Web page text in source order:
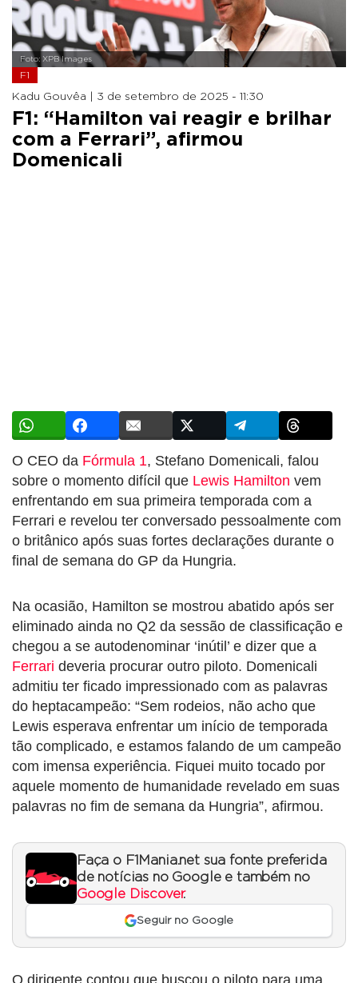
Foto: XPB Images
F1
Kadu Gouvêa | 3 de setembro de 2025 - 11:30
F1: “Hamilton vai reagir e brilhar
com a Ferrari”, afirmou
Domenicali
O CEO da Fórmula 1, Stefano Domenicali, falou
sobre o momento difícil que Lewis Hamilton vem
enfrentando em sua primeira temporada com a
Ferrari e revelou ter conversado pessoalmente com
o britânico após suas fortes declarações durante o
final de semana do GP da Hungria.
Na ocasião, Hamilton se mostrou abatido após ser
eliminado ainda no Q2 da sessão de classificação e
chegou a se autodenominar ‘inútil’ e dizer que a
Ferrari deveria procurar outro piloto. Domenicali
admitiu ter ficado impressionado com as palavras
do heptacampeão: “Sem rodeios, não acho que
Lewis esperava enfrentar um início de temporada
tão complicado, e estamos falando de um campeão
com imensa experiência. Fiquei muito tocado por
aquele momento de humanidade revelado em suas
palavras no fim de semana da Hungria”, afirmou.
Faça o F1Mania.net sua fonte preferida
de notícias no Google e também no
Google Discover.
Seguir no Google